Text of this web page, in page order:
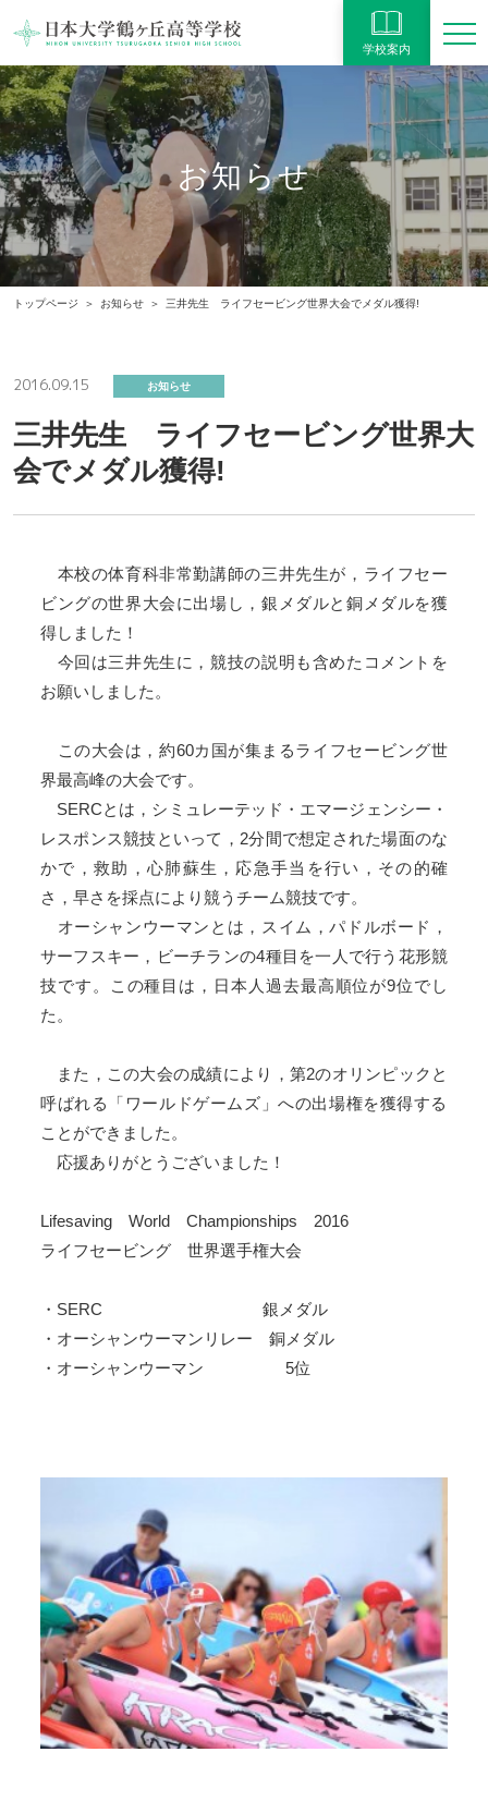
学校案内
お知らせ
トップページ お知らせ 三井先生 ライフセービング世界大会でメダル獲得!
2016.09.15 お知らせ
三井先生 ライフセービング世界大
会でメダル獲得!
本校の体育科非常勤講師の三井先生が，ライフセー
ビングの世界大会に出場し，銀メダルと銅メダルを獲
得しました！
今回は三井先生に，競技の説明も含めたコメントを
お願いしました。
この大会は，約60カ国が集まるライフセービング世
界最高峰の大会です。
SERCとは，シミュレーテッド・エマージェンシー・
レスポンス競技といって，2分間で想定された場面のな
かで，救助，心肺蘇生，応急手当を行い，その的確
さ，早さを採点により競うチーム競技です。
オーシャンウーマンとは，スイム，パドルボード，
サーフスキー，ビーチランの4種目を一人で行う花形競
技です。この種目は，日本人過去最高順位が9位でし
た。
また，この大会の成績により，第2のオリンピックと
呼ばれる「 ワールドゲームズ」への出場権を獲得する
ことができました。
応援ありがとうございました！
Lifesaving World Championships 2016
ライフセービング 世界選手権大会
・SERC 銀メダル
・オーシャンウーマンリレー 銅メダル
・オーシャンウーマン 5位